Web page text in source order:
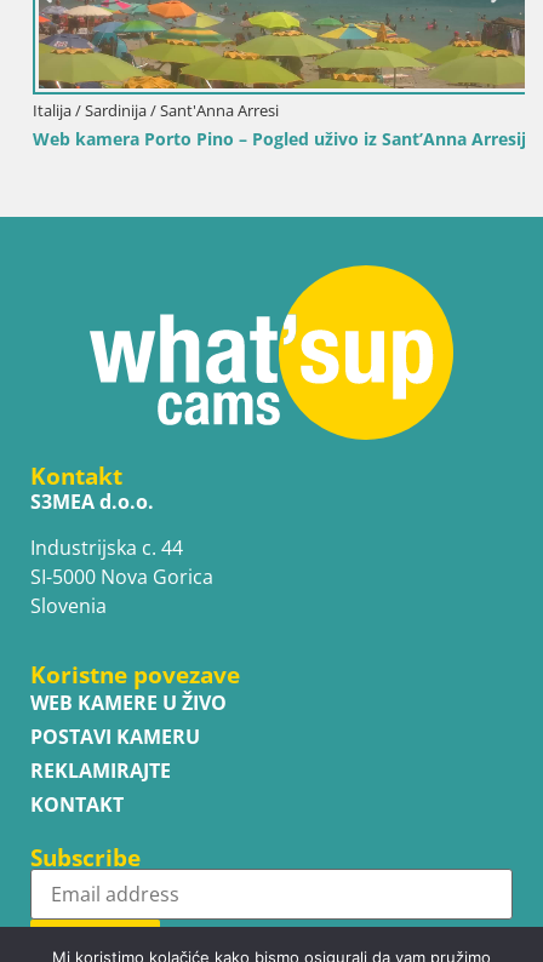
Italija / Sardinija / Sant'Anna Arresi
Web kamera Porto Pino – Pogled uživo iz Sant’Anna Arresija
Kontakt
S3MEA d.o.o.
Industrijska c. 44
SI-5000 Nova Gorica
Slovenia
Koristne povezave
WEB KAMERE U ŽIVO
POSTAVI KAMERU
REKLAMIRAJTE
KONTAKT
Subscribe
Subscribe
Mi koristimo kolačiće kako bismo osigurali da vam pružimo